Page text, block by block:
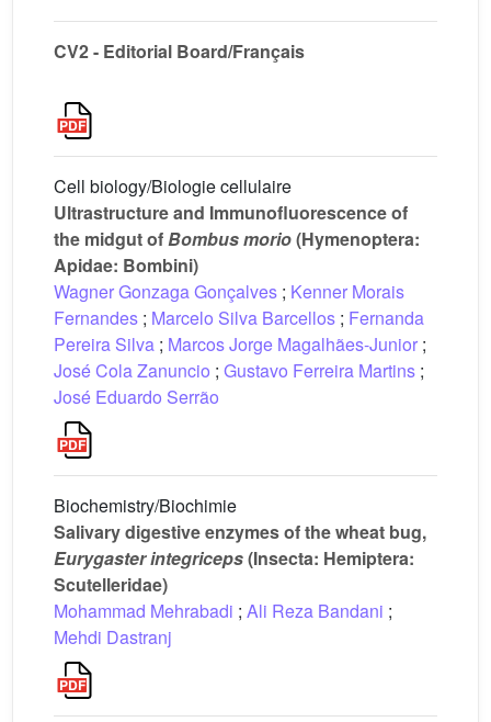
CV2 - Editorial Board/Français
Cell biology/Biologie cellulaire
Ultrastructure and Immunofluorescence of
the midgut ofBombus morio(Hymenoptera:
Apidae: Bombini)
Wagner Gonzaga Gonçalves ; Kenner Morais
Fernandes ; Marcelo Silva Barcellos ; Fernanda
Pereira Silva ; Marcos Jorge Magalhães-Junior ;
José Cola Zanuncio ; Gustavo Ferreira Martins ;
José Eduardo Serrão
Biochemistry/Biochimie
Salivary digestive enzymes of the wheat bug,
Eurygaster integriceps(Insecta: Hemiptera:
Scutelleridae)
Mohammad Mehrabadi ; Ali Reza Bandani ;
Mehdi Dastranj